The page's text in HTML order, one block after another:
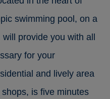
swimming pool, on a
provide you with all
for your
and lively area
is five minutes